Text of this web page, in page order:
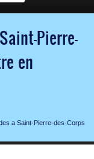
Pierre-
en
a Saint-Pierre-des-Corps